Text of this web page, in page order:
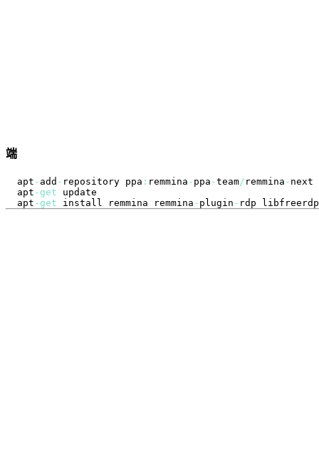
端
apt - add - repository ppa : remmina - ppa -team/ remmina -
apt -get
apt -get install remmina remmina - plugin - rdp libfreerdp